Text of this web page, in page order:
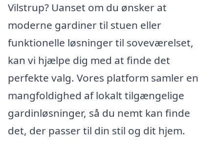
Vilstrup? Uanset om du ønsker at
moderne gardiner til stuen eller
funktionelle løsninger til soveværelset,
kan vi hjælpe dig med at finde det
perfekte valg. Vores platform samler en
mangfoldighed af lokalt tilgængelige
gardinløsninger, så du nemt kan finde
det, der passer til din stil og dit hjem.